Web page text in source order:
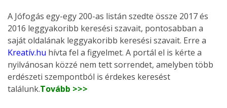
A Jófogás egy-egy 200-as listán szedte össze 2017 és
2016 leggyakoribb keresési szavait, pontosabban a
saját oldalának leggyakoribb keresési szavait. Erre a
Kreatív.hu hívta fel a figyelmet. A portál el is kérte a
nyilvánosan közzé nem tett sorrendet, amelyben több
erdészeti szempontból is érdekes keresést
találunk.Tovább >>>